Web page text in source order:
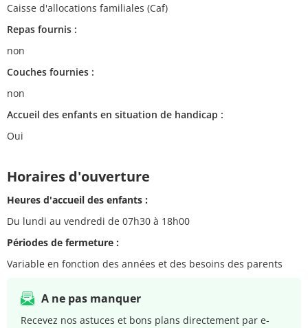
Caisse d'allocations familiales (Caf)
Repas fournis :
non
Couches fournies :
non
Accueil des enfants en situation de handicap :
Oui
Horaires d'ouverture
Heures d'accueil des enfants :
Du lundi au vendredi de 07h30 à 18h00
Périodes de fermeture :
Variable en fonction des années et des besoins des parents
A ne pas manquer
Recevez nos astuces et bons plans directement par e-